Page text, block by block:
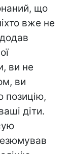
що
вже не
ви не
ви
позицію,
діти.